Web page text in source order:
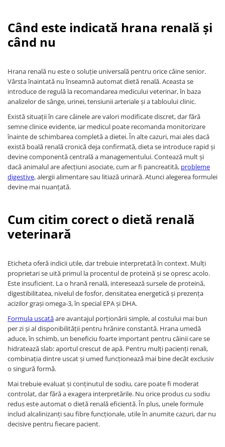
Când este indicată hrana renală și
când nu
Hrana renală nu este o soluție universală pentru orice câine senior.
Vârsta înaintată nu înseamnă automat dietă renală. Aceasta se
introduce de regulă la recomandarea medicului veterinar, în baza
analizelor de sânge, urinei, tensiunii arteriale și a tabloului clinic.
Există situații în care câinele are valori modificate discret, dar fără
semne clinice evidente, iar medicul poate recomanda monitorizare
înainte de schimbarea completă a dietei. În alte cazuri, mai ales dacă
există boală renală cronică deja confirmată, dieta se introduce rapid și
devine componentă centrală a managementului. Contează mult și
dacă animalul are afecțiuni asociate, cum ar fi pancreatită, probleme
digestive, alergii alimentare sau litiază urinară. Atunci alegerea formulei
devine mai nuanțată.
Cum citim corect o dietă renală
veterinară
Eticheta oferă indicii utile, dar trebuie interpretată în context. Mulți
proprietari se uită primul la procentul de proteină și se opresc acolo.
Este insuficient. La o hrană renală, interesează sursele de proteină,
digestibilitatea, nivelul de fosfor, densitatea energetică și prezența
acizilor grași omega-3, în special EPA și DHA.
Formula uscatăare avantajul porționării simple, al costului mai bun
per zi și al disponibilității pentru hrănire constantă. Hrana umedă
aduce, în schimb, un beneficiu foarte important pentru câinii care se
hidratează slab: aportul crescut de apă. Pentru mulți pacienți renali,
combinația dintre uscat și umed funcționează mai bine decât exclusiv
o singură formă.
Mai trebuie evaluat și conținutul de sodiu, care poate fi moderat
controlat, dar fără a exagera interpretările. Nu orice produs cu sodiu
redus este automat o dietă renală eficientă. În plus, unele formule
includ alcalinizanți sau fibre funcționale, utile în anumite cazuri, dar nu
decisive pentru fiecare pacient.